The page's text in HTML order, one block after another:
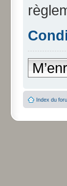
Index du